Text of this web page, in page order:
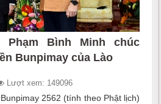
Phạm Bình Minh chúc
Bunpimay của Lào
Lượt xem: 149096
2562 (tính theo Phật lịch)